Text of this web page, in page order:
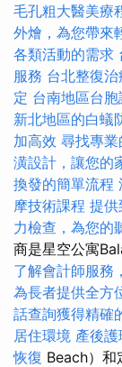
毛孔粗大醫美療
外燴，為您帶來
各類活動的需求
服務 台北整復治
定 台南地區台
新北地區的白蟻
加高效 尋找專
潢設計，讓您的
換發的簡單流程
摩技術課程 提供
力檢查，為您的
商是星空公寓
了解會計師服務
為長者提供全方
話查詢獲得精確
居住環境 產後
恢復 Beach）和